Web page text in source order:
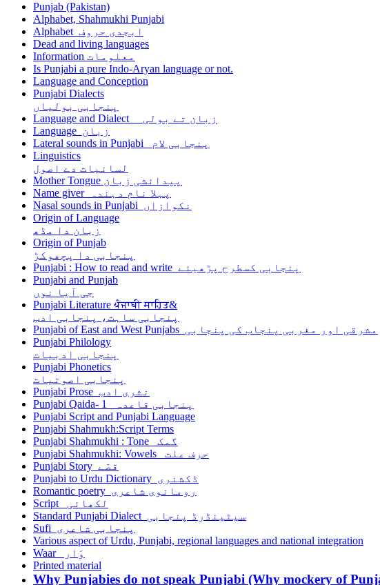
Punjab (Pakistan)
Alphabet, Shahmukhi Punjabi
Alphabet ابجدی حروف
Dead and living languages
Information معلومات
Is Punjabi a pure Indo-Aryan language or not.
Language and Conception
Punjabi Dialects
پنجابی بولیاں
Language and Dialect زبان تے بولی
Language زبان
Lateral sounds in Punjabi پنجابی لام
Linguistics
لسانیات دے اصول
Mother Tongue پیدائشی زبان
Name giver پہلا نام دہندہ
Nasal sounds in Punjabi نکوازاں
Origin of Language
زبان دا مڈھ
Origin of Punjab
پنجابی دا پچھوکڑ
Punjabi : How to read and write پنجابی کسطرح پڑھیئے
Punjabi and Punjab
جی آیا نوں
Punjabi Literature ਪੰਜਾਬੀ ਸਾਹਿਤ&
پنجابی ساہت، پنجابی ادب
Punjabi of East and West Punjabs مشرقی اور مغربی پنجاب کی پنجابی
Punjabi Philology
پنجابی ادبیات
Punjabi Phonetics
پنجابی اصوتیات
Punjabi Prose نثری ادب
Punjabi Qaida- 1 پنجابی قاعدہ
Punjabi Script and Punjabi Language
Punjabi Shahmukh:Script Terms
Punjabi Shahmukhi : Tone گمک
Punjabi Shahmukhi: Vowels حرف علت
Punjabi Story قصّے
Punjabi to Urdu Dictionary ڈکشنری
Romantic poetry رومانوی شاعری
Script لکھائی
Standard Punjabi Dialect سیٹینڈرڈ پنجابی
Sufi پنجابی شاعری
Various aspect of Urdu, Punjabi, regional languages and national integration
Waar وَار
Printed material
Why Punjabies do not speak Punjabi (Why mockery of